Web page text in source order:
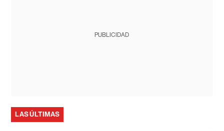
PUBLICIDAD
LAS ÚLTIMAS